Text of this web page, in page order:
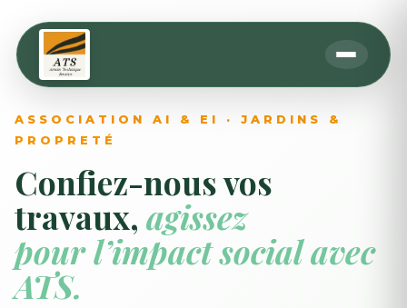
ASSOCIATION AI & EI · JARDINS &
PROPRETÉ
Confiez-nous vos
travaux, agissez
pour l’impact social avec
ATS.